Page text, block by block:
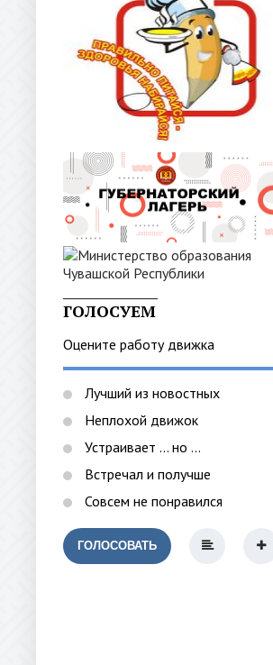
ГОЛОСУЕМ
Оцените работу движка
Лучший из новостных
Неплохой движок
Устраивает ... но ...
Встречал и получше
Совсем не понравился
ГОЛОСОВАТЬ